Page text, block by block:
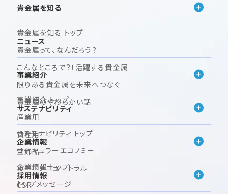
貴金属を知る
貴金属を知る トップ
貴金属って、なんだろう？
こんなところで？！活躍する貴金属
限りある貴金属を未来へつなぐ
貴金属のやわらかい話
ニュース
事業紹介
事業紹介 トップ
産業用
資産用
宝飾品
サステナビリティ
サステナビリティ トップ
サーキュラーエコノミー
カーボンニュートラル
CSR
企業情報
企業情報 トップ
トップメッセージ
採用情報